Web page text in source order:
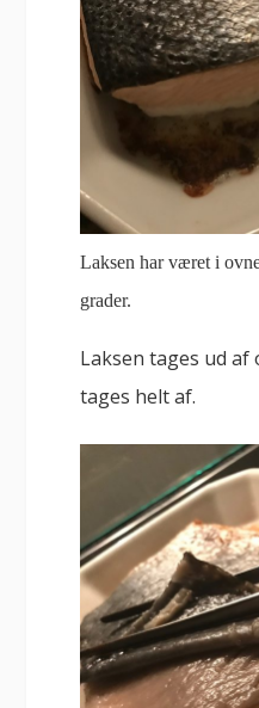
Laksen har været i
grader.
Laksen tages ud
tages helt af.